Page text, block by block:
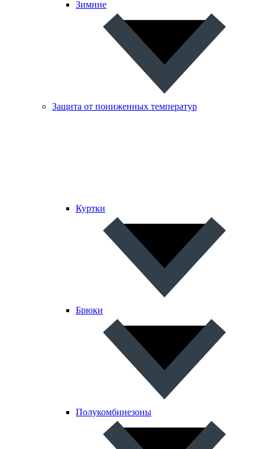
Зимние
Защита от пониженных температур
Куртки
Брюки
Полукомбинезоны